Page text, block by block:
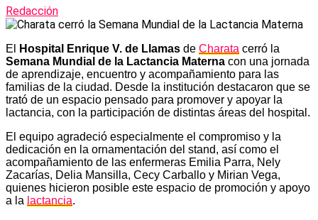
Redacción
El Hospital Enrique V. de Llamas de Charata cerró la
Semana Mundial de la Lactancia Materna con una jornada
de aprendizaje, encuentro y acompañamiento para las
familias de la ciudad. Desde la institución destacaron que se
trató de un espacio pensado para promover y apoyar la
lactancia, con la participación de distintas áreas del hospital.
El equipo agradeció especialmente el compromiso y la
dedicación en la ornamentación del stand, así como el
acompañamiento de las enfermeras Emilia Parra, Nely
Zacarías, Delia Mansilla, Cecy Carballo y Mirian Vega,
quienes hicieron posible este espacio de promoción y apoyo
a la lactancia.